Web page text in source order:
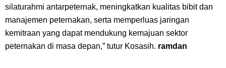
silaturahmi antarpeternak, meningkatkan kualitas bibit dan
manajemen peternakan, serta memperluas jaringan
kemitraan yang dapat mendukung kemajuan sektor
peternakan di masa depan,” tutur Kosasih. ramdan